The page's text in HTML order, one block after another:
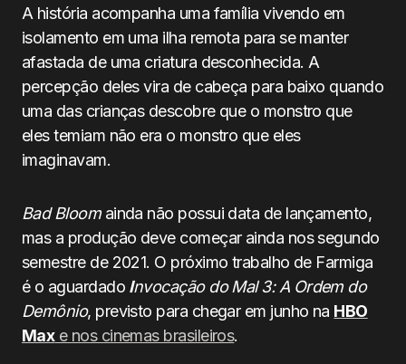
A história acompanha uma família vivendo em
isolamento em uma ilha remota para se manter
afastada de uma criatura desconhecida. A
percepção deles vira de cabeça para baixo quando
uma das crianças descobre que o monstro que
eles temiam não era o monstro que eles
imaginavam.
Bad Bloomainda não possui data de lançamento,
mas a produção deve começar ainda nos segundo
semestre de 2021. O próximo trabalho de Farmiga
é o aguardado Invocação do Mal 3: A Ordem do
Demônio, previsto para chegar em junho na HBO
Maxe nos cinemas brasileiros.